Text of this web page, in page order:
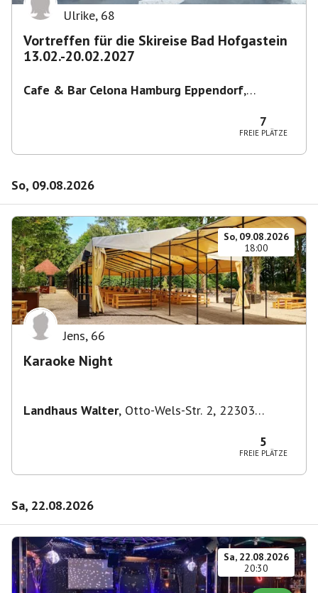
Ulrike, 68
Vortreffen für die Skireise Bad Hofgastein
13.02.-20.02.2027
Cafe & Bar Celona Hamburg Eppendorf,
7
FREIE PLÄTZE
So, 09.08.2026
So, 09.08.2026
18:00
Jens, 66
Karaoke Night
Landhaus Walter, Otto-Wels-Str. 2, 22303
5
FREIE PLÄTZE
Sa, 22.08.2026
Sa, 22.08.2026
20:30